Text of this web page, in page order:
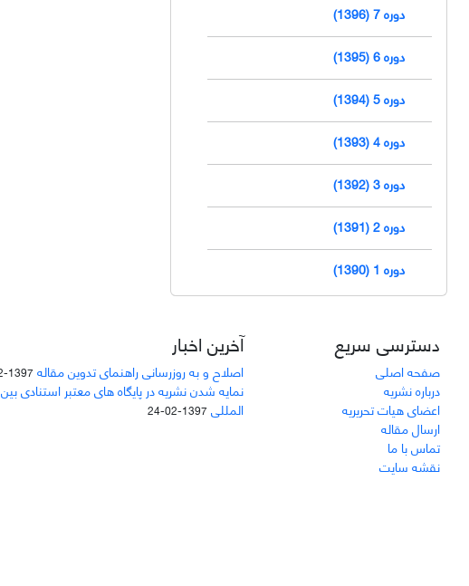
دوره 7 (1396)
دوره 6 (1395)
دوره 5 (1394)
دوره 4 (1393)
دوره 3 (1392)
دوره 2 (1391)
دوره 1 (1390)
دسترسی سریع
صفحه اصلی
درباره نشریه
اعضای هیات تحریریه
ارسال مقاله
تماس با ما
نقشه سایت
آخرین اخبار
اصلاح و به روزرسانی راهنمای تدوین مقاله 1397-02-24
نمایه شدن نشریه در پایگاه های معتبر استنادی بین
المللی 1397-02-24